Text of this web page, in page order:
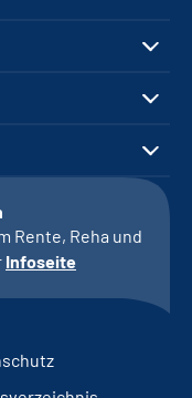
Rente, Reha und
Infoseite